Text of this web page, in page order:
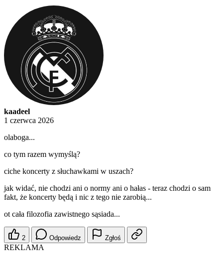
kaadeel
1 czerwca 2026
olaboga...
co tym razem wymyślą?
ciche koncerty z słuchawkami w uszach?
jak widać, nie chodzi ani o normy ani o hałas - teraz chodzi o sam
fakt, że koncerty będą i nic z tego nie zarobią...
ot cała filozofia zawistnego sąsiada...
2 Odpowiedz Zgłoś
REKLAMA